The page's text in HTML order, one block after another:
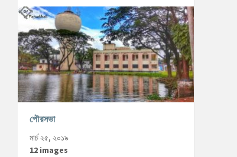
পৌরসভা
মার্চ ২৫, ২০১৯
12 images